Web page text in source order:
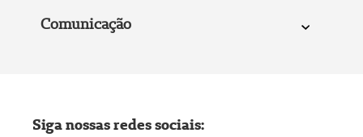
Comunicação
Siga nossas redes sociais: